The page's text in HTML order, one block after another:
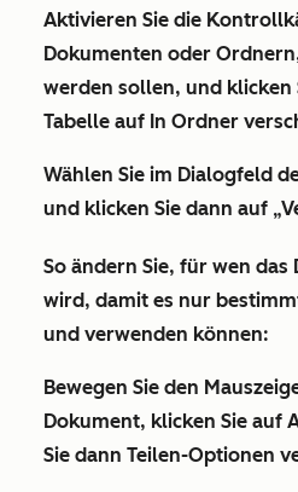
Aktivieren Sie die
Dokumenten oder
werden sollen, und klicken
Tabelle auf In Ordner
Wählen Sie im Dialogfeld
und klicken Sie dann auf
So ändern Sie, für wen
wird, damit es nur
und verwenden können:
Bewegen Sie den
Dokument, klicken Sie auf
Sie dann Teilen-Optionen